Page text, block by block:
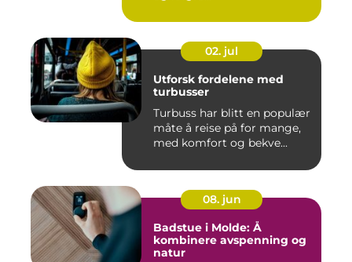
02. jul
Utforsk fordelene med
turbusser
Turbuss har blitt en populær
måte å reise på for mange,
med komfort og bekve...
08. jun
Badstue i Molde: Å
kombinere avspenning og
natur